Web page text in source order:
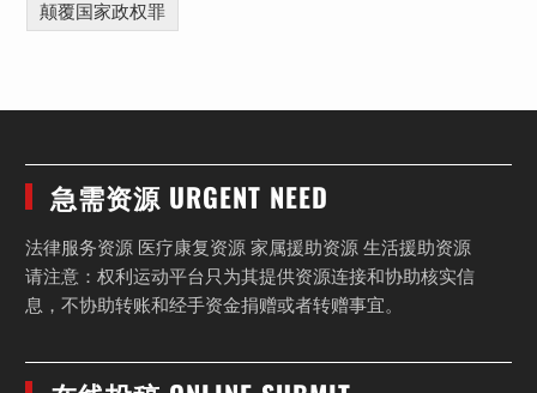
颠覆国家政权罪
急需资源 URGENT NEED
法律服务资源 医疗康复资源 家属援助资源 生活援助资源
请注意：权利运动平台只为其提供资源连接和协助核实信
息，不协助转账和经手资金捐赠或者转赠事宜。